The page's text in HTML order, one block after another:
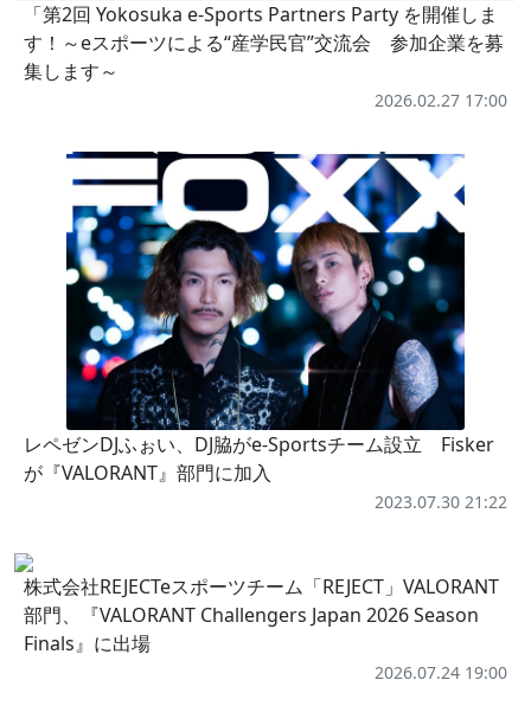
「第2回 Yokosuka e-Sports Partners Party を開催しま
す！～eスポーツによる“産学民官”交流会 参加企業を募
集します～
2026.02.27 17:00
レペゼンDJふぉい、DJ脇がe-Sportsチーム設立 Fisker
が『VALORANT』部門に加入
2023.07.30 21:22
株式会社REJECTeスポーツチーム「REJECT」VALORANT
部門、『VALORANT Challengers Japan 2026 Season
Finals』に出場
2026.07.24 19:00